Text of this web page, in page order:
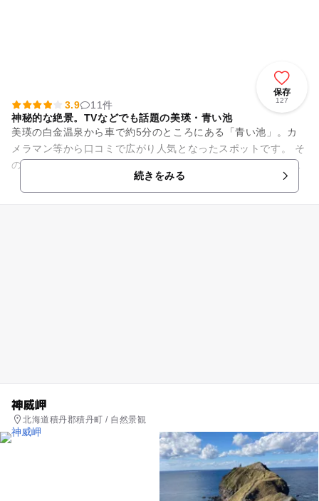
保存
127
3.9
11件
神秘的な絶景。TVなどでも話題の美瑛・青い池
美瑛の白金温泉から車で約5分のところにある「青い池」。カ
メラマン等から口コミで広がり人気となったスポットです。 そ
の後もテレビや本で話題になり、2012年にはApple社のMacBo
続きをみる
神威岬
北海道積丹郡積丹町 / 自然景観